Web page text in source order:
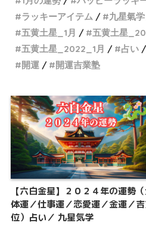
ラッキーアイテム
九星氣学
五黄土星_1月
五黄土星
五黄土星_2022_1月
占い
開運
開運吉業塾
【六白金星】２０２４年の運勢
体運／仕事運／恋愛運／金運／
位）占い／ 九星気学